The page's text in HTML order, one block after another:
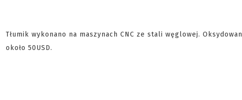
Tłumik wykonano na maszynach CNC ze stali węglowej.
około 50USD.